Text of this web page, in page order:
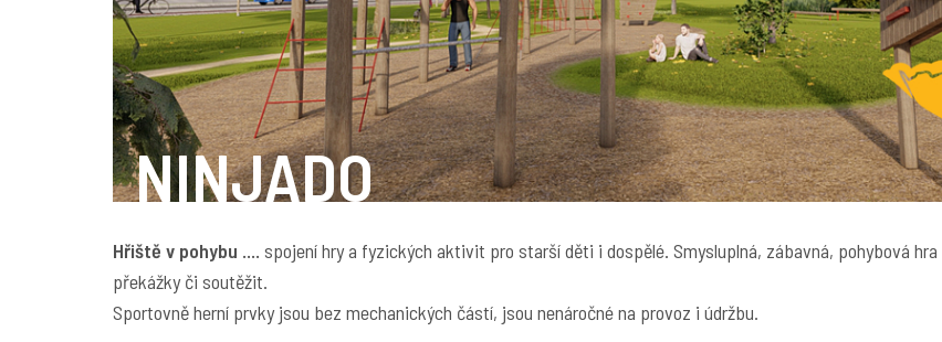
NINJADO
Hřiště v pohybu .... spojení hry a fyzických aktivit pro starší děti i dospělé. Smysluplná, zábavná, pohybová
překážky či soutěžit.
Sportovně herní prvky jsou bez mechanických částí, jsou nenáročné na provoz i údržbu.